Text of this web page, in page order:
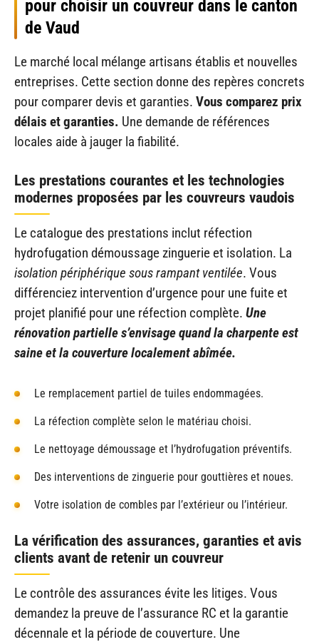
pour choisir un couvreur dans le canton
de Vaud
Le marché local mélange artisans établis et nouvelles
entreprises. Cette section donne des repères concrets
pour comparer devis et garanties. Vous comparez prix
délais et garanties. Une demande de références
locales aide à jauger la fiabilité.
Les prestations courantes et les technologies
modernes proposées par les couvreurs vaudois
Le catalogue des prestations inclut réfection
hydrofugation démoussage zinguerie et isolation. La
isolation périphérique sous rampant ventilée. Vous
différenciez intervention d’urgence pour une fuite et
projet planifié pour une réfection complète. Une
rénovation partielle s’envisage quand la charpente est
saine et la couverture localement abîmée.
Le remplacement partiel de tuiles endommagées.
La réfection complète selon le matériau choisi.
Le nettoyage démoussage et l’hydrofugation préventifs.
Des interventions de zinguerie pour gouttières et noues.
Votre isolation de combles par l’extérieur ou l’intérieur.
La vérification des assurances, garanties et avis
clients avant de retenir un couvreur
Le contrôle des assurances évite les litiges. Vous
demandez la preuve de l’assurance RC et la garantie
décennale et la période de couverture. Une